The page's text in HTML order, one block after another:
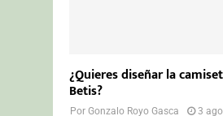
¿Quieres diseñar la
Betis?
PorGonzalo Royo Gasca 3